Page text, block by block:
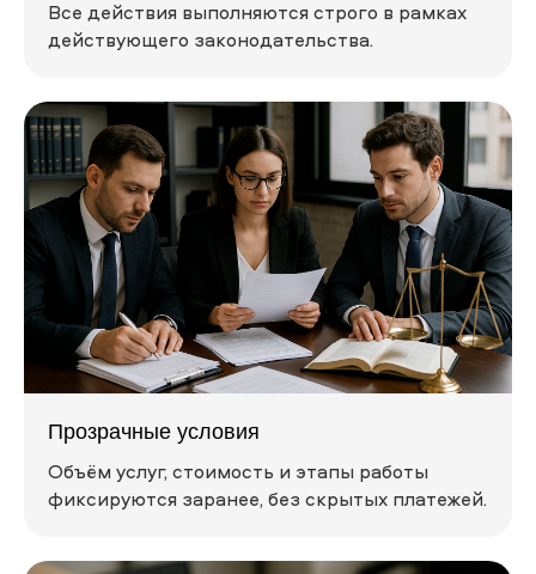
Все действия выполняются строго в рамках
действующего законодательства.
Прозрачные условия
Объём услуг, стоимость и этапы работы
фиксируются заранее, без скрытых платежей.